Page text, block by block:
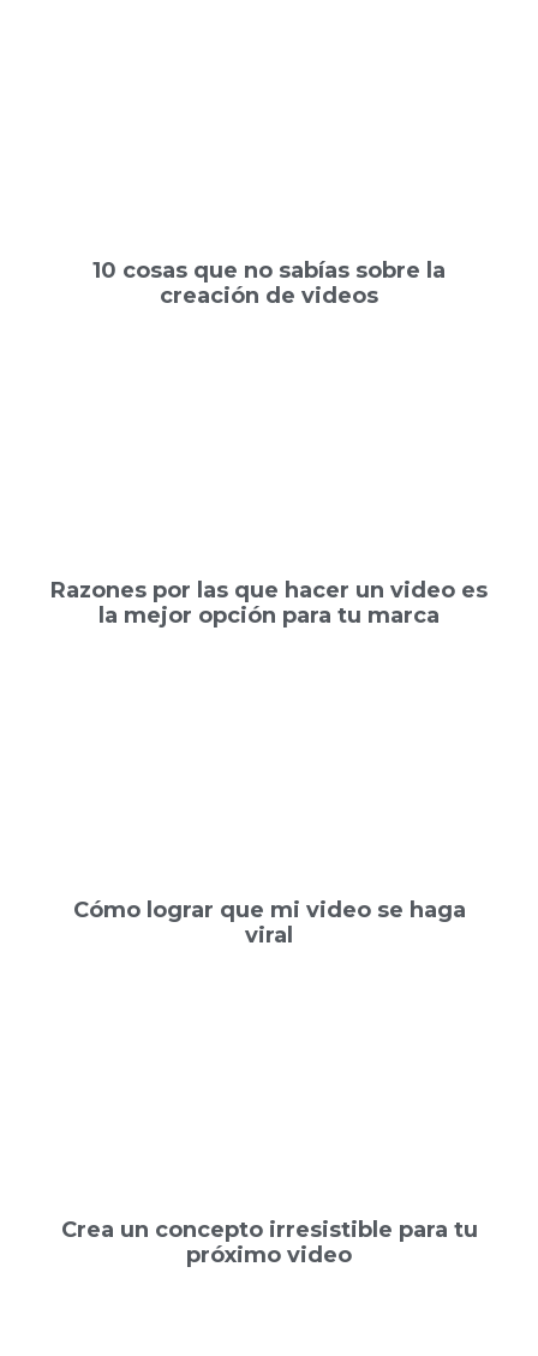
10 cosas que no sabías sobre la
creación de videos
Razones por las que hacer un video es
la mejor opción para tu marca
Cómo lograr que mi video se haga
viral
Crea un concepto irresistible para tu
próximo video